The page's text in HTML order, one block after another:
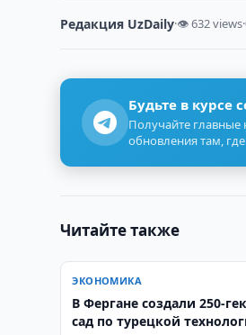
Редакция UzDaily·👁 632 views·
Будьте в курсе
Получайте главные
обновления там,
Читайте также
ЭКОНОМИКА
В Фергане создали 250-
сад по турецкой